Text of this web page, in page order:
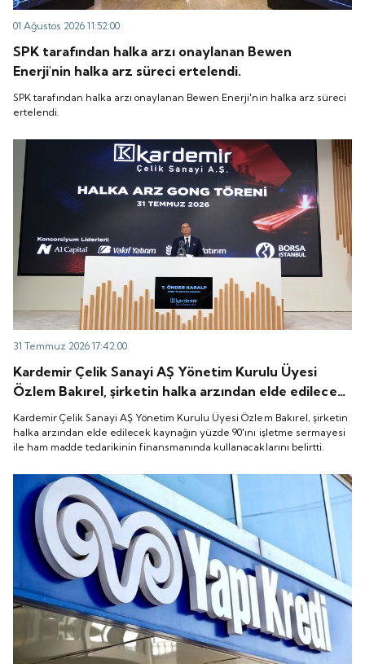
01 Ağustos 2026 11:52:00
SPK tarafından halka arzı onaylanan Bewen
Enerji'nin halka arz süreci ertelendi.
SPK tarafından halka arzı onaylanan Bewen Enerji'nin halka arz süreci
ertelendi.
31 Temmuz 2026 17:42:00
Kardemir Çelik Sanayi AŞ Yönetim Kurulu Üyesi
Özlem Bakırel, şirketin halka arzından elde edilecek
kaynağın yüzde 90'ını işletme sermayesi ile ham
madde tedarikinin finansmanında kullanacaklarını
belirtti.
Kardemir Çelik Sanayi AŞ Yönetim Kurulu Üyesi Özlem Bakırel, şirketin
halka arzından elde edilecek kaynağın yüzde 90'ını işletme sermayesi
ile ham madde tedarikinin finansmanında kullanacaklarını belirtti.